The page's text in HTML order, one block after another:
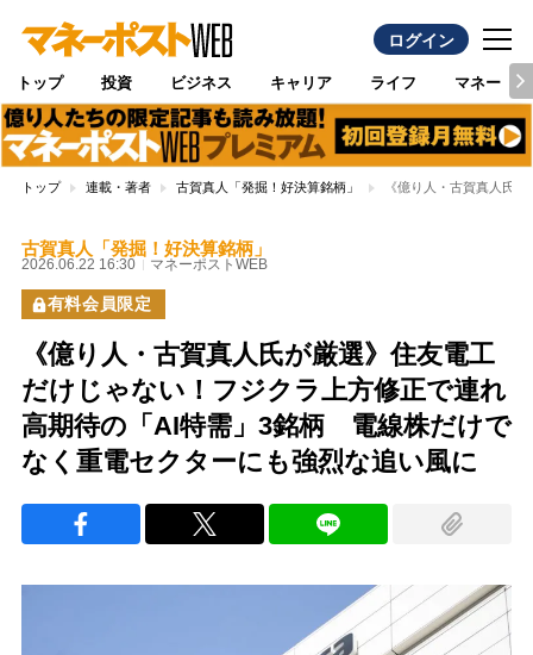
ログイン
トップ 投資 ビジネス キャリア ライフ マネー
トップ 連載・著者 古賀真人「発掘！好決算銘柄」 《億り人・古賀真人氏
古賀真人「発掘！好決算銘柄」
2026.06.22 16:30 マネーポストWEB
有料会員限定
《億り人・古賀真人氏が厳選》住友電工
だけじゃない！フジクラ上方修正で連れ
高期待の「AI特需」3銘柄 電線株だけで
なく重電セクターにも強烈な追い風に